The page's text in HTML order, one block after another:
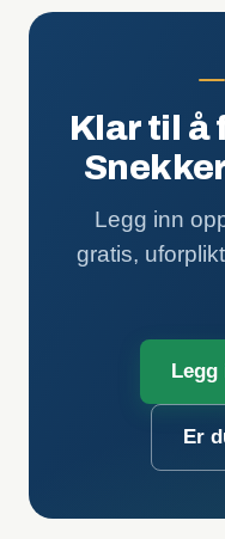
Klar til å
Legg inn
gratis,
Legg
Er